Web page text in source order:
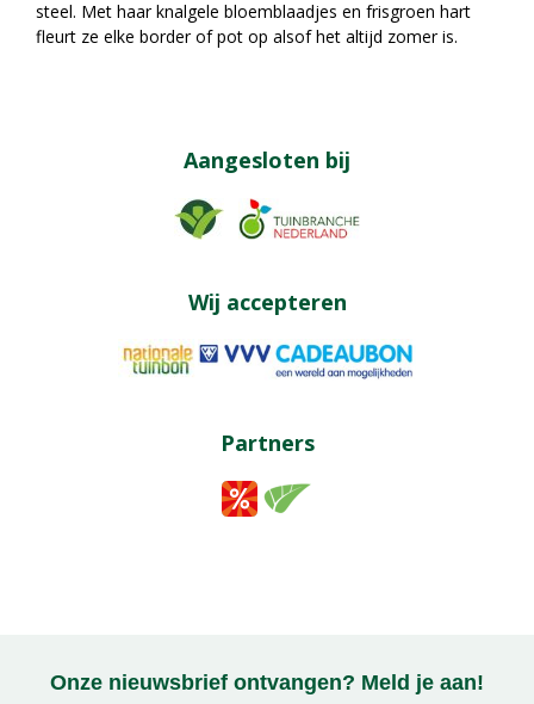
steel. Met haar knalgele bloemblaadjes en frisgroen hart
fleurt ze elke border of pot op alsof het altijd zomer is.
Aangesloten bij
Wij accepteren
Partners
Onze nieuwsbrief ontvangen? Meld je aan!